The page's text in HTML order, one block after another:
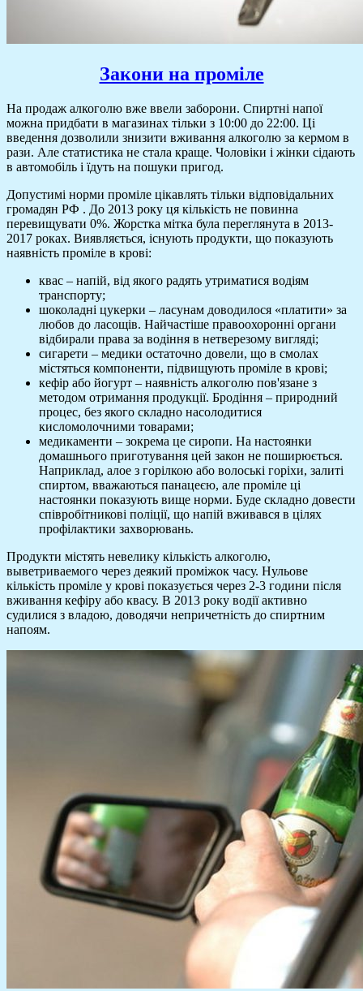
Закони на проміле
На продаж алкоголю вже ввели заборони. Спиртні напої
можна придбати в магазинах тільки з 10:00 до 22:00. Ці
введення дозволили знизити вживання алкоголю за кермом в
рази. Але статистика не стала краще. Чоловіки і жінки сідають
в автомобіль і їдуть на пошуки пригод.
Допустимі норми проміле цікавлять тільки відповідальних
громадян РФ . До 2013 року ця кількість не повинна
перевищувати 0%. Жорстка мітка була переглянута в 2013-
2017 роках. Виявляється, існують продукти, що показують
наявність проміле в крові:
квас – напій, від якого радять утриматися водіям
транспорту;
шоколадні цукерки – ласунам доводилося «платити» за
любов до ласощів. Найчастіше правоохоронні органи
відбирали права за водіння в нетверезому вигляді;
сигарети – медики остаточно довели, що в смолах
містяться компоненти, підвищують проміле в крові;
кефір або йогурт – наявність алкоголю пов'язане з
методом отримання продукції. Бродіння – природний
процес, без якого складно насолодитися
кисломолочними товарами;
медикаменти – зокрема це сиропи. На настоянки
домашнього приготування цей закон не поширюється.
Наприклад, алое з горілкою або волоські горіхи, залиті
спиртом, вважаються панацеєю, але проміле ці
настоянки показують вище норми. Буде складно довести
співробітникові поліції, що напій вживався в цілях
профілактики захворювань.
Продукти містять невелику кількість алкоголю,
выветриваемого через деякий проміжок часу. Нульове
кількість проміле у крові показується через 2-3 години після
вживання кефіру або квасу. В 2013 року водії активно
судилися з владою, доводячи непричетність до спиртним
напоям.